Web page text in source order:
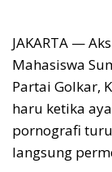
JAKARTA —
Mahasiswa
Partai Golkar,
haru ketika
pornografi
langsung